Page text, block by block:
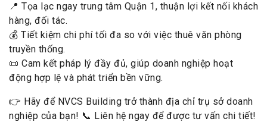
📍 Tọa lạc ngay trung tâm Quận 1, thuận lợi kết nối khách
hàng, đối tác.
💰 Tiết kiệm chi phí tối đa so với việc thuê văn phòng
truyền thống.
📜 Cam kết pháp lý đầy đủ, giúp doanh nghiệp hoạt
động hợp lệ và phát triển bền vững.
👉 Hãy để NVCS Building trở thành địa chỉ trụ sở doanh
nghiệp của bạn! 📞 Liên hệ ngay để được tư vấn chi tiết!